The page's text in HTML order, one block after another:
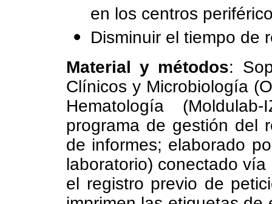
en los centros
Disminuir el tiempo de
Material y métodos:
Clínicos y Microbiología
Hematología
programa de gestión del
de informes; elaborado
laboratorio) conectado
el registro previo de